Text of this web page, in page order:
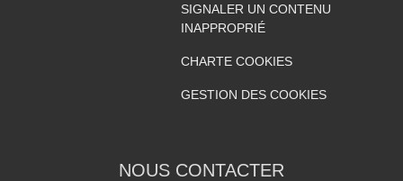
SIGNALER UN CONTENU
INAPPROPRIÉ
CHARTE COOKIES
GESTION DES COOKIES
NOUS CONTACTER